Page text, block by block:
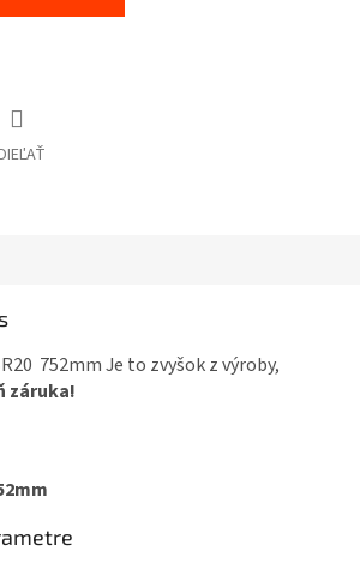
752mm Je to zvyšok z výroby,
záruka!